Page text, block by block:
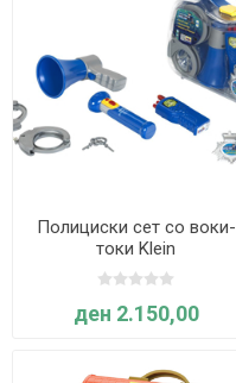
Полициски сет со воки-
токи Klein
ден 2.150,00